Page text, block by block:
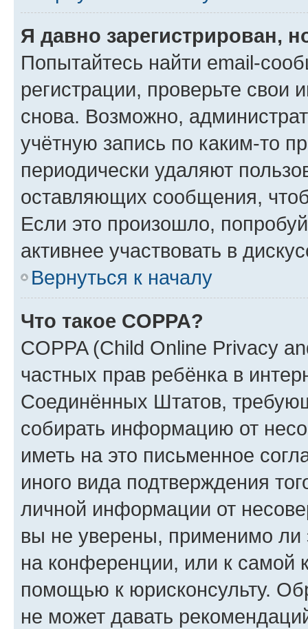
Я давно зарегистрирован,
Попытайтесь найти email-
регистрации, проверьте свои
снова. Возможно,
учётную запись по каким-то
периодически удаляют
оставляющих сообщения,
Если это произошло,
активнее участвовать в
Вернуться к началу
Что такое COPPA?
COPPA (Child Online Privacy
частных прав ребёнка в
Соединённых Штатов,
собирать информацию от
иметь на это письменное
иного вида подтверждения
личной информации от
вы не уверены, применимо ли
на конференции, или к самой
помощью к юрисконсульту.
не может давать